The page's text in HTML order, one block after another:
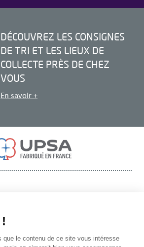
DÉCOUVREZ LES CONSIGNES
DE TRI ET LES LIEUX DE
COLLECTE PRÈS DE CHEZ
VOUS
En savoir +